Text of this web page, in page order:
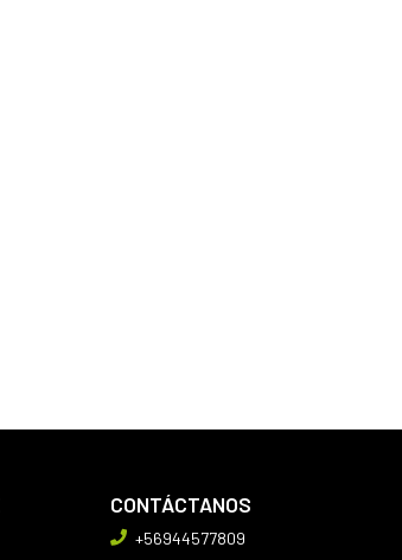
CONTÁCTANOS
+56944577809